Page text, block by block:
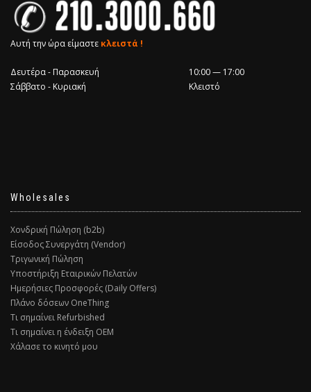
Αυτή την ώρα είμαστε κλειστά !
Δευτέρα - Παρασκευή
10:00 — 17:00
Σάββατο - Κυριακή
Κλειστό
Wholesales
Χονδρική Πώληση (b2b)
Είσοδος Συνεργάτη (Vendor)
Τριγωνική Πώληση
Υποστήριξη Εταιρικών Πελατών
Ημερήσιες Προσφορές (Daily Offers)
Πλάνο δόσεων OneThing
Τι σημαίνει Refurbished
Τι σημαίνει η ένδειξη ΟΕΜ
Χάλασε το κινητό μου